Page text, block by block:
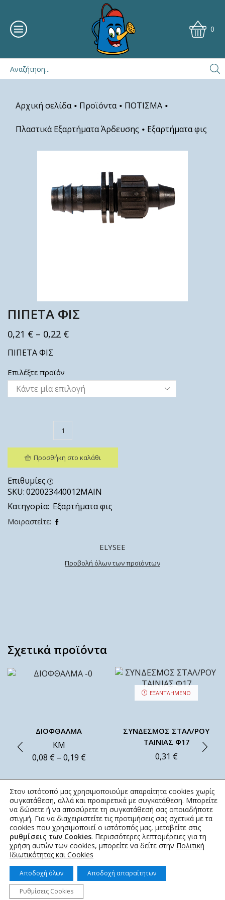
0
Αρχική σελίδα • Προϊόντα • ΠΟΤΙΣΜΑ •
Πλαστικά Εξαρτήματα Άρδευσης • Εξαρτήματα φις
ΠΙΠΕΤΑ ΦΙΣ
0,21 € – 0,22 €
ΠΙΠΕΤΑ ΦΙΣ
Επιλέξτε προϊόν
Προσθήκη στο καλάθι
Επιθυμίες
SKU:020023440012ΜΑΙΝ
Κατηγορία: Εξαρτήματα φις
Μοιραστείτε:
ELYSEE
Προβολή όλων των προϊόντων
Σχετικά προϊόντα
ΔΙΟΦΘΑΛΜΑ
ΚΜ
0,08 € – 0,19 €
ΕΞΑΝΤΛΗΜΈΝΟ
ΣΥΝΔΕΣΜΟΣ ΣΤΑΛ/ΡΟΥ
ΤΑΙΝΙΑΣ Φ17
0,31 €
© 2022 topotistiraki.gr | Powered by idcs
Στον ιστότοπό μας χρησιμοποιούμε απαραίτητα cookies χωρίς
συγκατάθεση, αλλά και προαιρετικά με συγκατάθεση. Μπορείτε
να δώσετε ή να αποσύρετε τη συγκατάθεσή σας οποιαδήποτε
στιγμή. Για να διαχειριστείτε τις προτιμήσεις σας σχετικά με τα
cookies που χρησιμοποιεί ο ιστότοπός μας, μεταβείτε στις
ρυθμίσεις των Cookies. Περισσότερες λεπτομέρειες για τη
χρήση αυτών των cookies, μπορείτε να δείτε στην Πολιτική
Ιδιωτικότητας και Cookies
Αποδοχή όλων Αποδοχή απαραίτητων
Ρυθμίσεις Cookies